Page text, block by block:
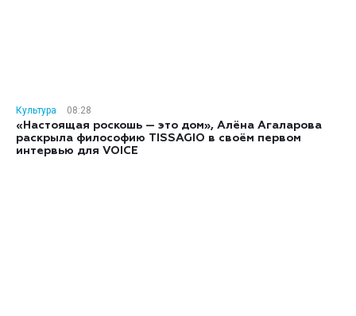
Культура
08:28
«Настоящая роскошь — это дом», Алёна Агаларова
раскрыла философию TISSAGIO в своём первом
интервью для VOICE